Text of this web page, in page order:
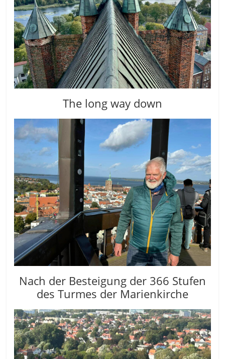
The long way down
Nach der Besteigung der 366 Stufen
des Turmes der Marienkirche